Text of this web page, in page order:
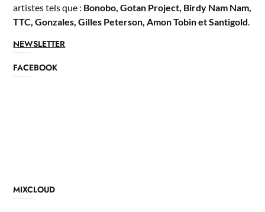
artistes tels que : Bonobo, Gotan Project, Birdy Nam Nam,
TTC, Gonzales, Gilles Peterson, Amon Tobin et Santigold.
NEWSLETTER
FACEBOOK
MIXCLOUD